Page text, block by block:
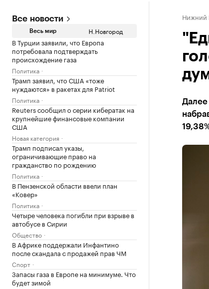
Все новости
Весь мир Н.Новгород
В Турции заявили, что Европа
потребовала подтверждать
происхождение газа
Политика
Трамп заявил, что США «тоже
нуждаются» в ракетах для Patriot
Политика
Reuters сообщил о серии кибератак на
крупнейшие финансовые компании
США
Новая категория
Трамп подписал указы,
ограничивающие право на
гражданство по рождению
Политика
В Пензенской области ввели план
«Ковер»
Политика
Четыре человека погибли при взрыве в
автобусе в Сирии
Общество
В Африке поддержали Инфантино
после скандала с продажей прав ЧМ
Спорт
Запасы газа в Европе на минимуме. Что
будет зимой
Нижний
Далее